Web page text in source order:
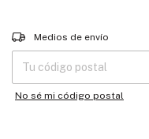
Entregas para el CP:
Medios de envío
No sé mi código postal